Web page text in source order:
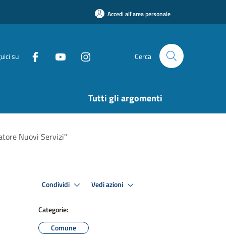
Accedi all'area personale
su Cerca
Tutti gli argomenti
Nuovi Servizi"
Condividi Vedi azioni
Categorie:
Comune